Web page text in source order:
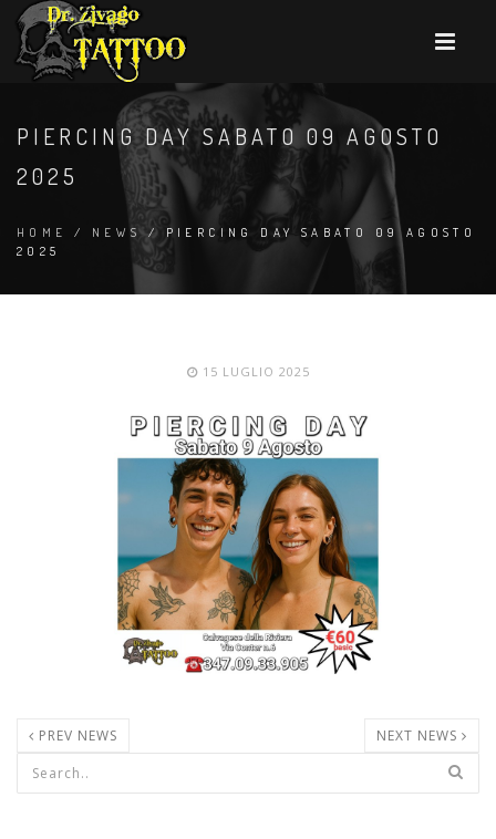
PIERCING DAY SABATO 09 AGOSTO
2025
HOME / NEWS/ PIERCING DAY SABATO 09 AGOSTO
2025
15 LUGLIO 2025
PREV NEWS NEXT NEWS
Form di ricerca